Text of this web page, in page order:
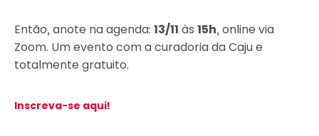
Então, anote na agenda: 13/11 às 15h, online via
Zoom. Um evento com a curadoria da Caju e
totalmente gratuito.
Inscreva-se aqui!